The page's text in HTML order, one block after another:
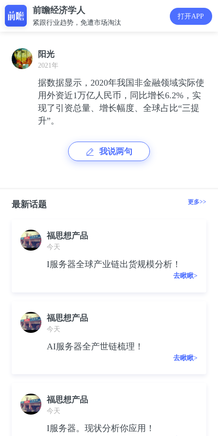
前瞻经济学人
紧跟行业趋势，免遭市场淘汰
打开APP
阳光
2021年
据数据显示，2020年我国非金融领域实际使
用外资近1万亿人民币，同比增长6.2%，实
现了引资总量、增长幅度、全球占比“三提
升”。
我说两句
最新话题 更多>>
福思想产品
今天
I服务器全球产业链出货规模分析！
去瞅瞅>
福思想产品
今天
AI服务器全产世链梳理！
去瞅瞅>
福思想产品
今天
I服务器。现状分析你应用！